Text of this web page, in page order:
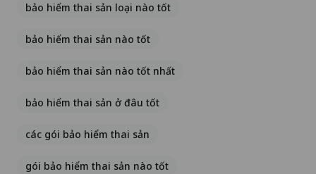
bảo hiểm thai sản loại nào tốt
bảo hiểm thai sản nào tốt
bảo hiểm thai sản nào tốt nhất
bảo hiểm thai sản ở đâu tốt
các gói bảo hiểm thai sản
gói bảo hiểm thai sản nào tốt